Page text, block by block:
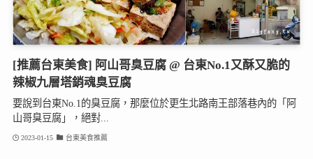
[推薦台東美食] 阿山哥臭豆腐 @ 台東No.1又酥又脆的
辣椒九層塔銷魂臭豆腐
要說到台東No.1的臭豆腐，那麼位於更生北路南王部落巷內的「阿
山哥臭豆腐」，絕對...
2023-01-15 台東美食推薦